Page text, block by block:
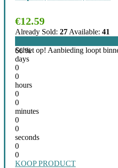
€12.59
Already Sold: 27 Available: 41
66 %
Schiet op! Aanbieding loopt
days
0
0
hours
0
0
minutes
0
0
seconds
0
0
KOOP PRODUCT